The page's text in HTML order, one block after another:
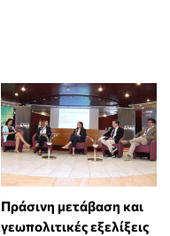
Πράσινη μετάβαση και
γεωπολιτικές εξελίξεις